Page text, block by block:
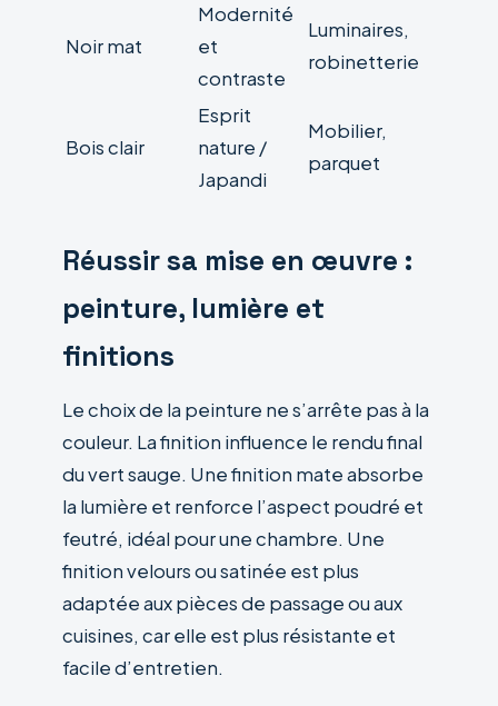
Noir mat
Modernité
et
contraste
Luminaires,
robinetterie
Bois clair
Esprit
nature /
Japandi
Mobilier,
parquet
Réussir sa mise en œuvre :
peinture, lumière et
finitions
Le choix de la peinture ne s’arrête pas à la
couleur. La finition influence le rendu final
du vert sauge. Une finition mate absorbe
la lumière et renforce l’aspect poudré et
feutré, idéal pour une chambre. Une
finition velours ou satinée est plus
adaptée aux pièces de passage ou aux
cuisines, car elle est plus résistante et
facile d’entretien.